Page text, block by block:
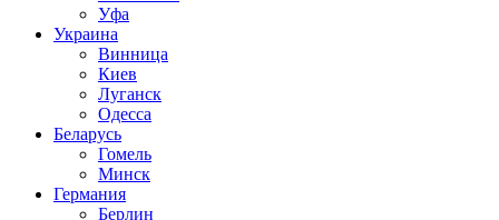
Уфа
Украина
Винница
Киев
Луганск
Одесса
Беларусь
Гомель
Минск
Германия
Берлин